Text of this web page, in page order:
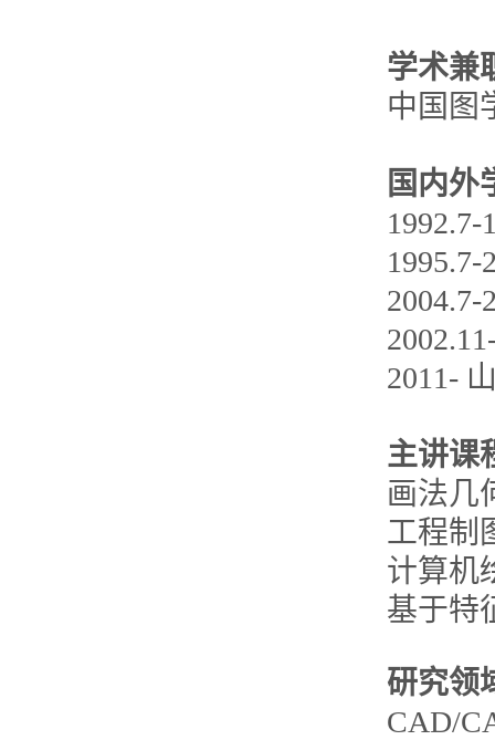
学术兼
中国图
国内外
2011-
主讲课
画法几
工程制
计算机
基于特
研究领
CAD/